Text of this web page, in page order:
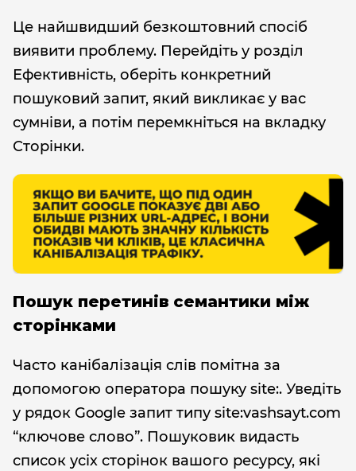
Це найшвидший безкоштовний спосіб
виявити проблему. Перейдіть у розділ
Ефективність, оберіть конкретний
пошуковий запит, який викликає у вас
сумніви, а потім перемкніться на вкладку
Сторінки.
Пошук перетинів семантики між
сторінками
Часто канібалізація слів помітна за
допомогою оператора пошуку site:. Уведіть
у рядок Google запит типу site:vashsayt.com
“ключове слово”. Пошуковик видасть
список усіх сторінок вашого ресурсу, які